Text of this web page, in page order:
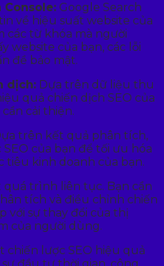
Console: Google Search
về hiệu suất website của
các từ khóa mà người
website của bạn, các lỗi
đề bảo mật.
dịch: Dựa trên dữ liệu thu
quả chiến dịch SEO của
cải thiện.
trên kết quả phân tích,
của bạn để tối ưu hóa
tiêu kinh doanh của bạn.
quá trình liên tục. Bạn cần
tích và điều chỉnh chiến
với sự thay đổi của thị
của người dùng.
chiến lược SEO hiệu quả